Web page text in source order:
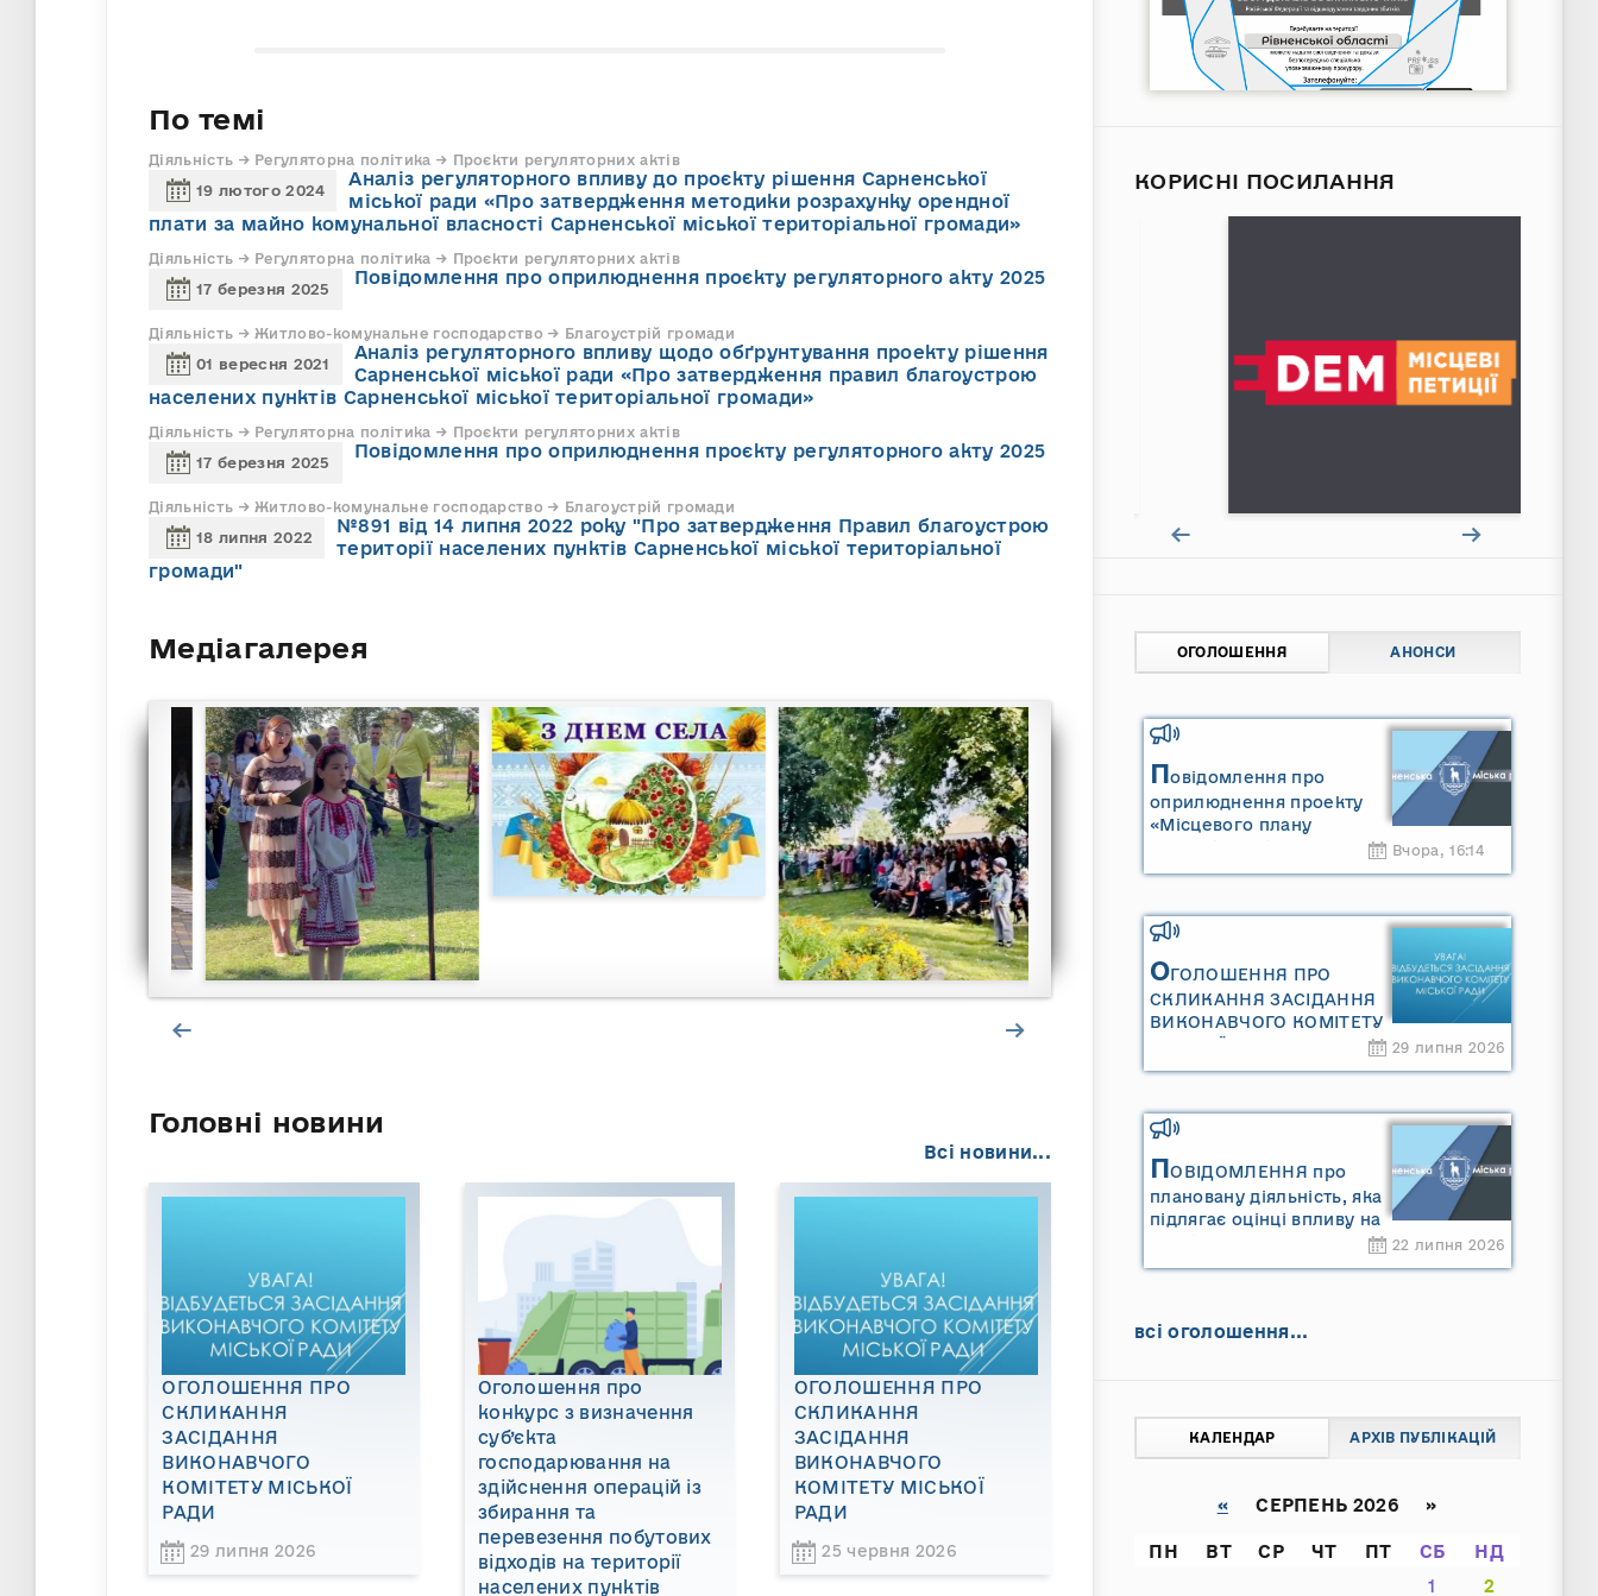
По темі
Діяльність → Регуляторна політика → Проєкти регуляторних актів
19 лютого 2024
Аналіз регуляторного впливу до проєкту рішення Сарненської
міської ради «Про затвердження методики розрахунку орендної
плати за майно комунальної власності Сарненської міської територіальної громади»
Діяльність → Регуляторна політика → Проєкти регуляторних актів
17 березня 2025
Повідомлення про оприлюднення проєкту регуляторного акту 2025
Діяльність → Житлово-комунальне господарство → Благоустрій громади
01 вересня 2021
Аналіз регуляторного впливу щодо обґрунтування проекту рішення
Сарненської міської ради «Про затвердження правил благоустрою
населених пунктів Сарненської міської територіальної громади»
Діяльність → Регуляторна політика → Проєкти регуляторних актів
17 березня 2025
Повідомлення про оприлюднення проєкту регуляторного акту 2025
Діяльність → Житлово-комунальне господарство → Благоустрій громади
18 липня 2022
№891 від 14 липня 2022 року "Про затвердження Правил благоустрою
території населених пунктів Сарненської міської територіальної
громади"
Медіагалерея
Головні новини
Всі новини...
ОГОЛОШЕННЯ ПРО
СКЛИКАННЯ
ЗАСІДАННЯ
ВИКОНАВЧОГО
КОМІТЕТУ МІСЬКОЇ
РАДИ
29 липня 2026
Оголошення про
конкурс з визначення
суб’єкта
господарювання на
здійснення операцій із
збирання та
перевезення побутових
відходів на території
населених пунктів
ОГОЛОШЕННЯ ПРО
СКЛИКАННЯ
ЗАСІДАННЯ
ВИКОНАВЧОГО
КОМІТЕТУ МІСЬКОЇ
РАДИ
25 червня 2026
КОРИСНІ ПОСИЛАННЯ
ОГОЛОШЕННЯ АНОНСИ
Повідомлення про
оприлюднення проекту
«Місцевого плану
Сарненської міської
та «Звіту про стратегічну
екологічну оцінку
«Місцевого плану
управління відходами
Сарненської міської
територіальної громади»
Вчора, 16:14
ОГОЛОШЕННЯ ПРО
СКЛИКАННЯ ЗАСІДАННЯ
ВИКОНАВЧОГО КОМІТЕТУ
МІСЬКОЇ РАДИ
29 липня 2026
ПОВІДОМЛЕННЯ про
плановану діяльність, яка
підлягає оцінці впливу на
довкілля ТОВАРИСТВО З
ОБМЕЖЕНОЮ
22 липня 2026
всі оголошення...
КАЛЕНДАР АРХІВ ПУБЛІКАЦІЙ
«СЕРПЕНЬ 2026 »
ПН ВТ СР ЧТ ПТ СБ
НД
1
2